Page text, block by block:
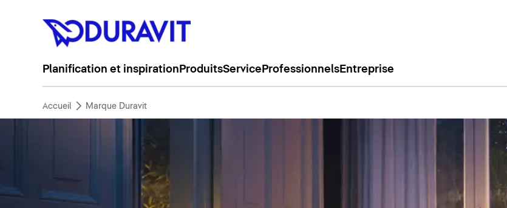
Planification et inspiration ProduitsService ProfessionnelsEntreprise
Accueil Marque Duravit